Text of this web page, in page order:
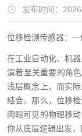
发布时间：
位移检测传感器：
在工业自动化、机
演着至关重要的角
浅层概念上，而实
结合。那么，位移
肉眼可见的物理移
你从底层逻辑出发，